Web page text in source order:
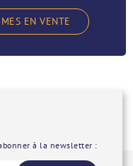
EN VENTE
à la newsletter :